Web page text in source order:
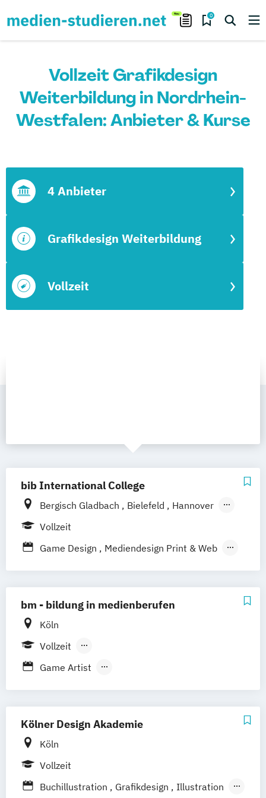
0
Vollzeit Grafikdesign
Weiterbildung in Nordrhein-
Westfalen: Anbieter & Kurse
Vollzeit
Grafikdesign Weiterbildung
4 Anbieter
bib International College
Bergisch Gladbach Bielefeld
Hannover
Paderborn
Vollzeit
Game Design
Mediendesign Print & Web
Staatlich geprüfter Gestaltungstechnischer
Assistent
Staatlich geprüfter Informatiker
Multimedia
bm - bildung in medienberufen
Köln
Vollzeit
Berufsbegleitender Präsenzlehrgang
Game Artist
Game Programmer
Gestaltungstechnische/r Assistent/in PLUS
Fachabitur
Industriemeister/in Printmedien (IHK)
Informationstechnische/r Assistent/in
Kölner Design Akademie
Köln
Vollzeit
Buchillustration
Grafikdesign
Illustration